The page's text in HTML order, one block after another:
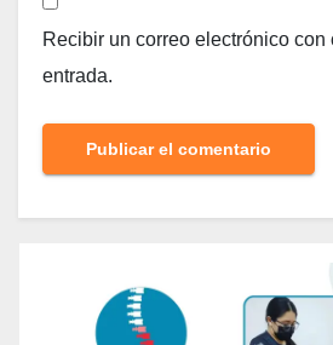
Recibir un correo electrónico con
entrada.